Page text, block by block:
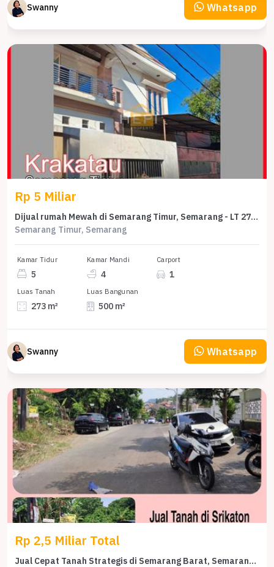
Swanny Whatsapp
Rp 5 Miliar
Dijual rumah Mewah di Semarang Timur, Semarang - LT 273m²
Semarang Timur, Semarang
Kamar Tidur
5
Kamar Mandi
4
Carport
1
Luas Tanah
273 m²
Luas Bangunan
500 m²
Swanny Whatsapp
Rp 2,5 Miliar Total
Jual Cepat Tanah Strategis di Semarang Barat, Semarang, LT 496m²